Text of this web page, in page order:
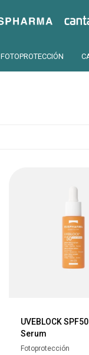
FOTOPROTECCIÓN
Isispharma
UVEBLOCK
Serum
Fotoprotección